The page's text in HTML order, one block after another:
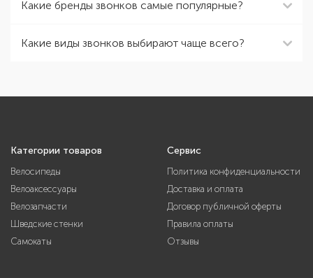
Какие бренды звонков самые популярные?
Какие виды звонков выбирают чаще всего?
Категории товаров
Велосипеды
Велоаксессуары
Велозапчасти
Шведские стенки
Самокаты
Сервис
Политика конфиденциальности
Доставка и оплата
Договор публичной оферты
Правила оплаты
Отзывы